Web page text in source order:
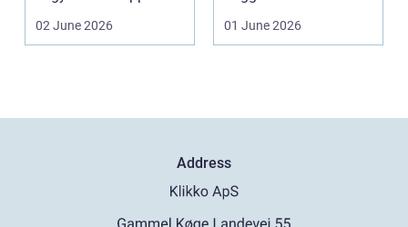
vand ind, kan skaderne
02 June 2026 01 June 2026
Address